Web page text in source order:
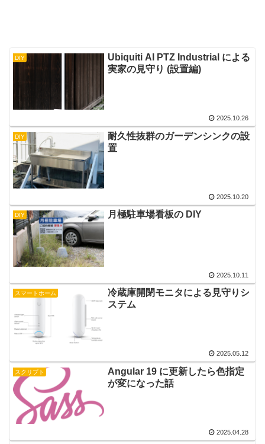
DIY
Ubiquiti AI PTZ Industrial による
実家の見守り (設置編)
2025.10.26
DIY
耐久性抜群のガーデンシンクの設
置
2025.10.20
DIY 月極駐車場看板の DIY
2025.10.11
スマートホーム
冷蔵庫開閉モニタによる見守りシ
ステム
2025.05.12
スクリプト
Angular 19 に更新したら色指定
が変になった話
2025.04.28